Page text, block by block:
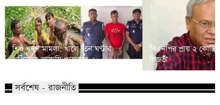
শিশু ধর্ষণ মামলা: খালে তিন ঘণ্টার
অভিযানে আসামি গ্রেফতার
বিএনপির প্রায় ২ কোটি
রিজভী
সর্বশেষ - রাজনীতি